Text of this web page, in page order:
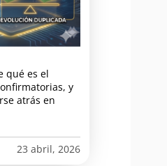
qué es el
y
atrás en
23 abril, 2026